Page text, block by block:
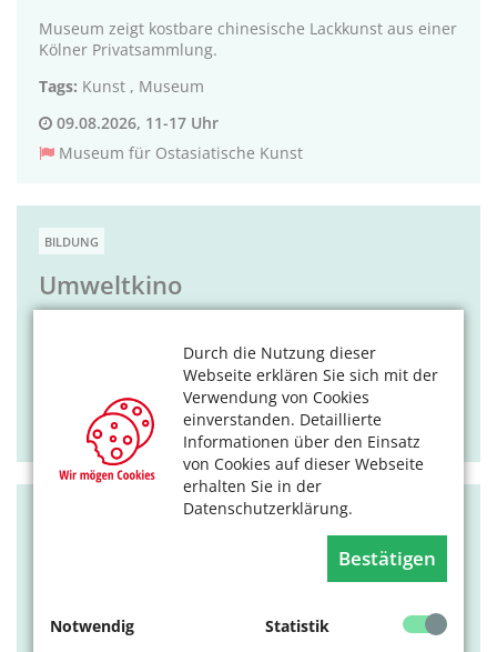
Durch die Nutzung dieser
Webseite erklären Sie sich mit der
Verwendung von Cookies
einverstanden. Detaillierte
Informationen über den Einsatz
von Cookies auf dieser Webseite
erhalten Sie in der
Datenschutzerklärung.
Bestätigen
Notwendig
Statistik
Museum zeigt kostbare chinesische Lackkunst aus einer
Kölner Privatsammlung.
Tags: Kunst , Museum
09.08.2026, 11-17 Uhr
Museum für Ostasiatische Kunst
BILDUNG
Umweltkino
kostenlos
09.08.2026, 14 Uhr
Gut Leidenhausen
Ballets Jazz Montreal: Dance me
Musik von Leonard Cohen.